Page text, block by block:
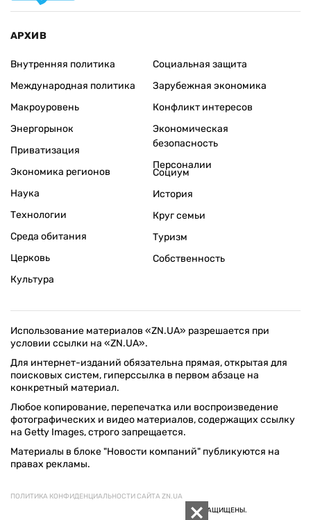
АРХИВ
Внутренняя политика
Международная политика
Макроуровень
Энергорынок
Приватизация
Экономика регионов
Социальная защита
Зарубежная экономика
Конфликт интересов
Экономическая
безопасность
Персоналии
Наука
Технологии
Среда обитания
Церковь
Культура
Социум
История
Круг семьи
Туризм
Собственность
Использование материалов «ZN.UA» разрешается при
условии ссылки на «ZN.UA».
Для интернет-изданий обязательна прямая, открытая для
поисковых систем, гиперссылка в первом абзаце на
конкретный материал.
Любое копирование, перепечатка или воспроизведение
фотографических и видео материалов, содержащих ссылку
на Getty Images, строго запрещается.
Материалы в блоке "Новости компаний" публикуются на
правах рекламы.
ПОЛИТИКА КОНФИДЕНЦИАЛЬНОСТИ САЙТА ZN.UA
© 1994–2026 «ЗЕРКАЛО НЕДЕЛИ. УКРАИНА». ВСЕ ПРАВА ЗАЩИЩЕНЫ.